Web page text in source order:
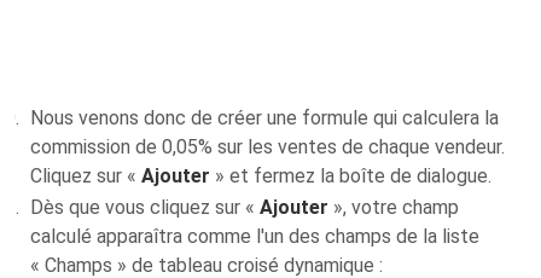
Nous venons donc de créer une formule qui calculera la
commission de 0,05% sur les ventes de chaque vendeur.
Cliquez sur «Ajouter » et fermez la boîte de dialogue.
Dès que vous cliquez sur «Ajouter », votre champ
calculé apparaîtra comme l'un des champs de la liste
« Champs » de tableau croisé dynamique :